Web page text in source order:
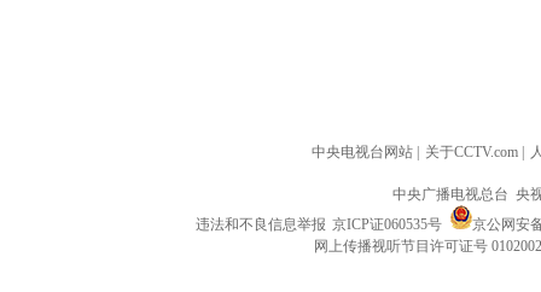
中央电视台网站 关于CCTV.com
中央广播电视总台 央
违法和不良信息举报 京ICP证060535号
京公网安
网上传播视听节目许可证号